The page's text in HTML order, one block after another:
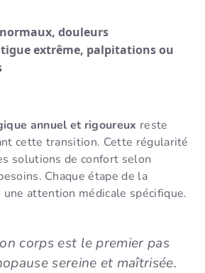
douleurs
extrême, palpitations ou
annuel et rigoureux reste
cette transition. Cette régularité
solutions de confort selon
Chaque étape de la
attention médicale spécifique.
corps est le premier pas
sereine et maîtrisée.